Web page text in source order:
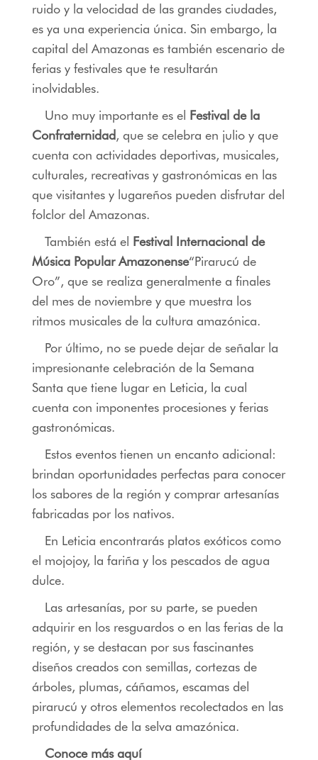
ruido y la velocidad de las grandes ciudades,
es ya una experiencia única. Sin embargo, la
capital del Amazonas es también escenario de
ferias y festivales que te resultarán
inolvidables.
Uno muy importante es el Festival de la
Confraternidad, que se celebra en julio y que
cuenta con actividades deportivas, musicales,
culturales, recreativas y gastronómicas en las
que visitantes y lugareños pueden disfrutar del
folclor del Amazonas.
También está el Festival Internacional de
Música Popular Amazonense“Pirarucú de
Oro”, que se realiza generalmente a finales
del mes de noviembre y que muestra los
ritmos musicales de la cultura amazónica.
Por último, no se puede dejar de señalar la
impresionante celebración de la Semana
Santa que tiene lugar en Leticia, la cual
cuenta con imponentes procesiones y ferias
gastronómicas.
Estos eventos tienen un encanto adicional:
brindan oportunidades perfectas para conocer
los sabores de la región y comprar artesanías
fabricadas por los nativos.
En Leticia encontrarás platos exóticos como
el mojojoy, la fariña y los pescados de agua
dulce.
Las artesanías, por su parte, se pueden
adquirir en los resguardos o en las ferias de la
región, y se destacan por sus fascinantes
diseños creados con semillas, cortezas de
árboles, plumas, cáñamos, escamas del
pirarucú y otros elementos recolectados en las
profundidades de la selva amazónica.
Conoce más aquí